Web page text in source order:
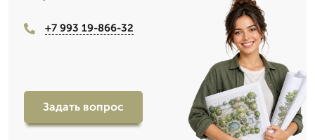
+7 993 19-866-32
Задать вопрос